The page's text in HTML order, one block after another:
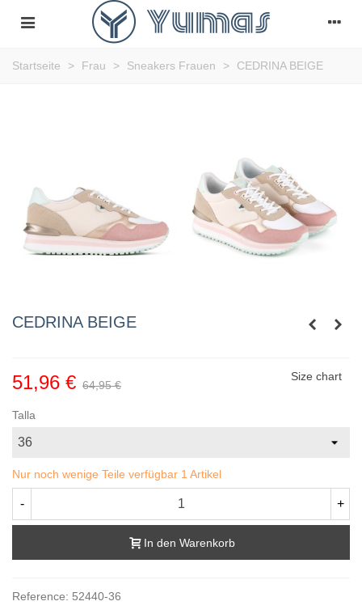
Startseite > Frau > Sneakers Frauen > CEDRINA BEIGE
CEDRINA BEIGE
51,96 € 64,95 €
Size chart
Talla
Nur noch wenige Teile verfügbar 1 Artikel
- +
In den Warenkorb
Reference: 52440-36